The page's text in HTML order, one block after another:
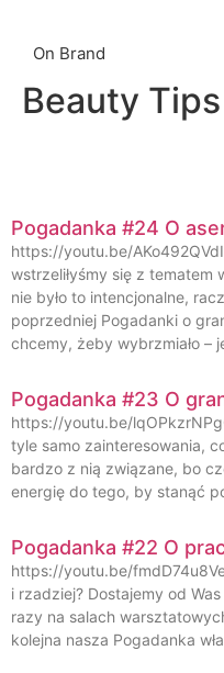
On Brand
Beauty
Pogadanka #24 O
https://youtu.be/
wstrzeliłyśmy się z
nie było to intencjonalne,
poprzedniej Pogadanki o
chcemy, żeby wybrzmiało –
Pogadanka #23 O
https://youtu.be/
tyle samo zainteresowania,
bardzo z nią związane, bo
energię do tego, by stanąć
Pogadanka #22 O
https://youtu.be/
i rzadziej? Dostajemy od
razy na salach
kolejna nasza Pogadanka